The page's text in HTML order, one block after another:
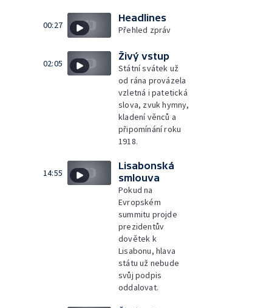
00:27
Headlines
Přehled zpráv
02:05
Živý vstup
Státní svátek už
od rána provázela
vzletná i patetická
slova, zvuk hymny,
kladení věnců a
připomínání roku
1918.
14:55
Lisabonská
smlouva
Pokud na
Evropském
summitu projde
prezidentův
dovětek k
Lisabonu, hlava
státu už nebude
svůj podpis
oddalovat.